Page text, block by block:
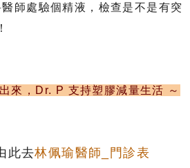
師處驗個精液，檢查是不是有突
來，Dr. P 支持塑膠減量生活 ～
此去林佩瑜醫師_門診表